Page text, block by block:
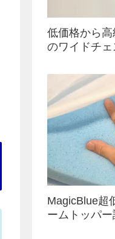
低価格から
のワイドチェ
MagicBlue超
ームトッパ